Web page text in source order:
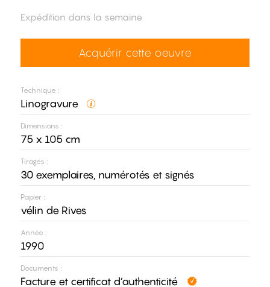
Technique :
Linogravure
Dimensions :
75 x 105 cm
Tirages :
30 exemplaires, numérotés et signés
Papier :
vélin de Rives
Année :
1990
Documents :
Facture et certificat d’authenticité
Expédition dans la semaine
Acquérir cette oeuvre